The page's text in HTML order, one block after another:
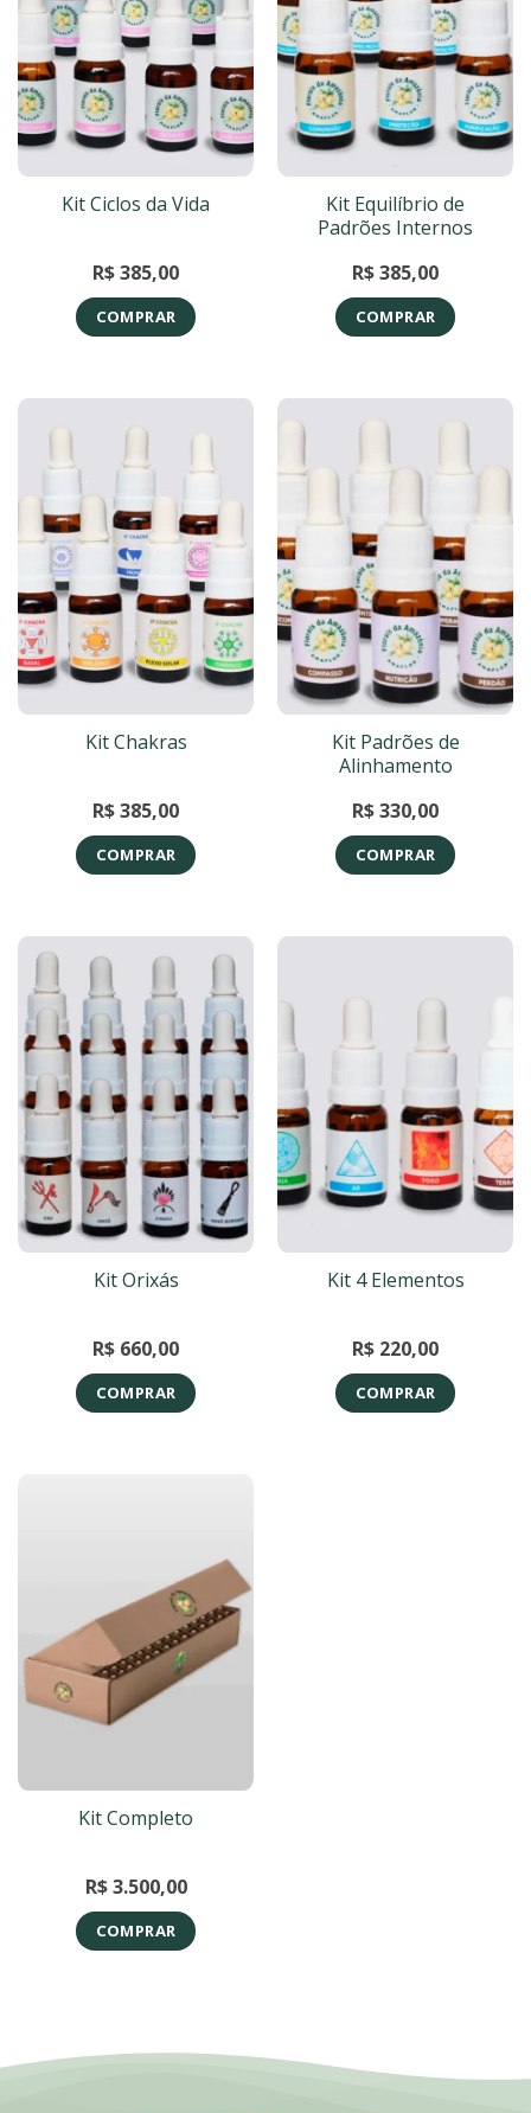
Kit Ciclos da Vida
R$385,00
COMPRAR
Kit Equilíbrio de
Padrões Internos
R$385,00
COMPRAR
Kit Chakras
R$385,00
COMPRAR
Kit Padrões de
Alinhamento
R$330,00
COMPRAR
Kit Orixás
R$ 660,00
COMPRAR
Kit 4 Elementos
R$ 220,00
COMPRAR
Kit Completo
R$3.500,00
COMPRAR